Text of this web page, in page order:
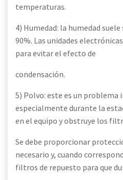
temperaturas.
4) Humedad: la humedad
90%. Las unidades
para evitar el efecto de
condensación.
5) Polvo: este es un
especialmente durante la
en el equipo y obstruye los
Se debe proporcionar
necesario y, cuando
filtros de repuesto para que